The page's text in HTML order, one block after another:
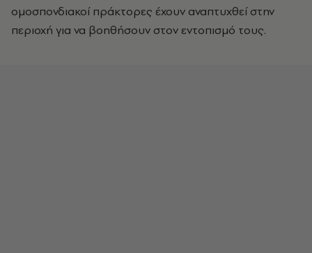
ομοσπονδιακοί πράκτορες έχουν αναπτυχθεί στην
περιοχή για να βοηθήσουν στον εντοπισμό τους.